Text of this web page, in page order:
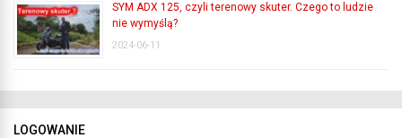
SYM ADX 125, czyli terenowy skuter. Czego to ludzie
nie wymyślą?
2024-06-11
LOGOWANIE